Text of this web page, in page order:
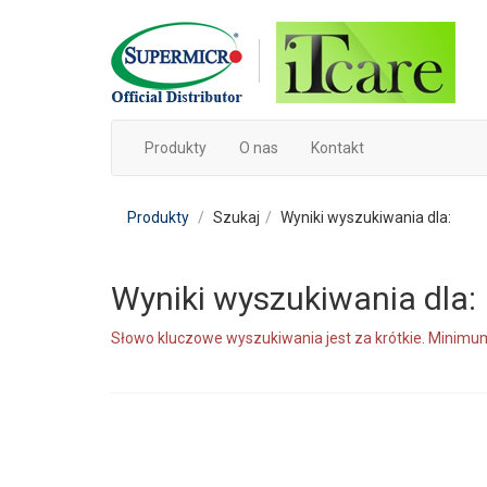
Produkty O nas Kontakt
Produkty Szukaj Wyniki wyszukiwania dla:
Wyniki wyszukiwania dla:
Słowo kluczowe wyszukiwania jest za krótkie.